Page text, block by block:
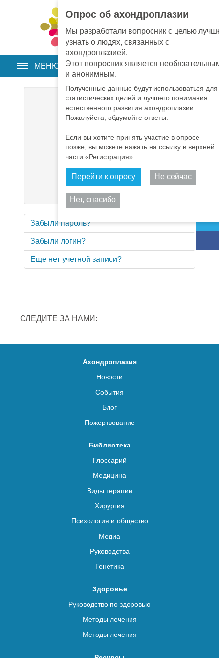
Опрос об ахондроплазии
Мы разработали вопросник с целью
узнать о людях, связанных с
ахондроплазией.
Этот вопросник является
и анонимным.
Полученные данные будут использоваться для
статистических целей и лучшего понимания
естественного развития ахондроплазии.
Пожалуйста, обдумайте ответы.
Если вы хотите принять участие в опросе
позже, вы можете нажать на ссылку в верхней
части «Регистрация».
Перейти к опросу Не сейчас
Нет, спасибо
EN • PT • ES
МЕНЮ
Запомнить меня
Войти
Забыли пароль?
Забыли логин?
Еще нет учетной записи?
СЛЕДИТЕ ЗА НАМИ:
Ахондроплазия
Новости
События
Блог
Пожертвование
Библиотека
Глоссарий
Медицина
Виды терапии
Хирургия
Психология и общество
Медиа
Руководства
Генетика
Здоровье
Руководство по здоровью
Методы лечения
Методы лечения